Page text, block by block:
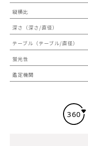
縦横比
深さ（深さ/直径）
テーブル（テーブル/直径）
蛍光性
鑑定機関